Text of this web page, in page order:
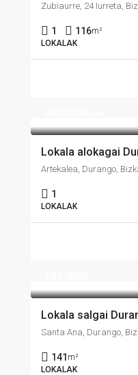
Zubiaurre, 24 Iurreta,
1 116m²
LOKALAK
Lokala alokagai
Artekalea, Durango,
1
LOKALAK
Lokala salgai
Santa Ana, Durango,
141 m²
LOKALAK